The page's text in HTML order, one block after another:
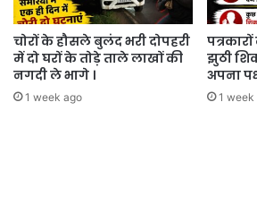
चोरों के हौसले बुलंद भरी दोपहरी
में दो घरों के तोड़े ताले लाखों की
नगदी ले भागे ।
1 week ago
झुठी
अपना
1 week